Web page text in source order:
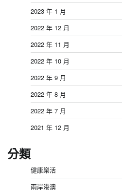
2023 年 1 月
2022 年 12 月
2022 年 11 月
2022 年 10 月
2022 年 9 月
2022 年 8 月
2022 年 7 月
2021 年 12 月
分類
健康樂活
兩岸港澳